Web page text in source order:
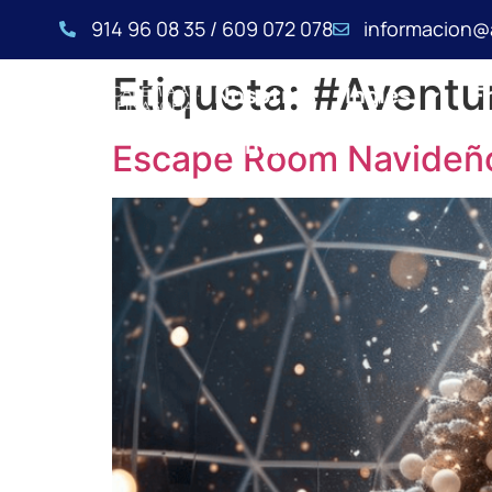
914 96 08 35 / 609 072 078
Nosotros Inglés
Contacto
Etiqueta:
Escape Room